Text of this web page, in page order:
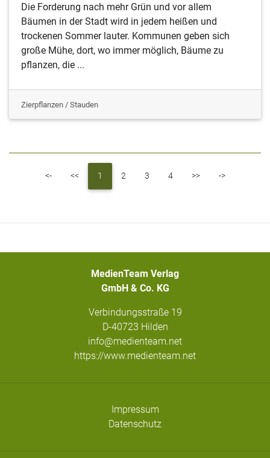
Die Forderung nach mehr Grün und vor allem
Bäumen in der Stadt wird in jedem heißen und
trockenen Sommer lauter. Kommunen geben sich
große Mühe, dort, wo immer möglich, Bäume zu
pflanzen, die ...
Zierpflanzen / Stauden
<-First <<Previous
1 2 3 4 >>Next ->Last
MedienTeam Verlag
GmbH & Co. KG
Verbindungsstraße 19
D-40723 Hilden
info@medienteam.net
https://www.medienteam.net
Impressum
Datenschutz